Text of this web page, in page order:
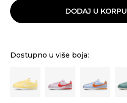
DODAJ U KORPU
Dostupno u više boja: